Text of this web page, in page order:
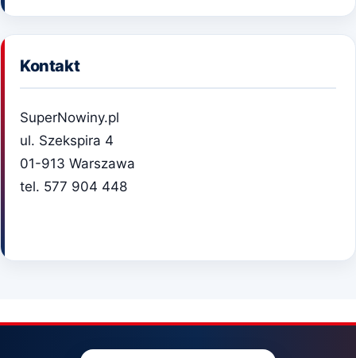
Kontakt
SuperNowiny.pl
ul. Szekspira 4
01-913 Warszawa
tel. 577 904 448